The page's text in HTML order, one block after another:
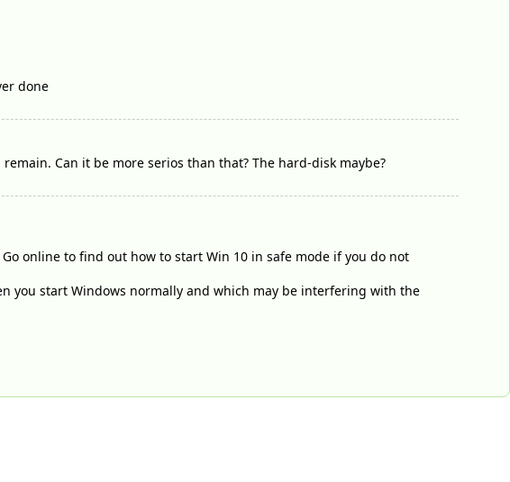
done
Can it be more serios than that? The hard-disk maybe?
online to find out how to start Win 10 in safe mode if you do not
you start Windows normally and which may be interfering with the